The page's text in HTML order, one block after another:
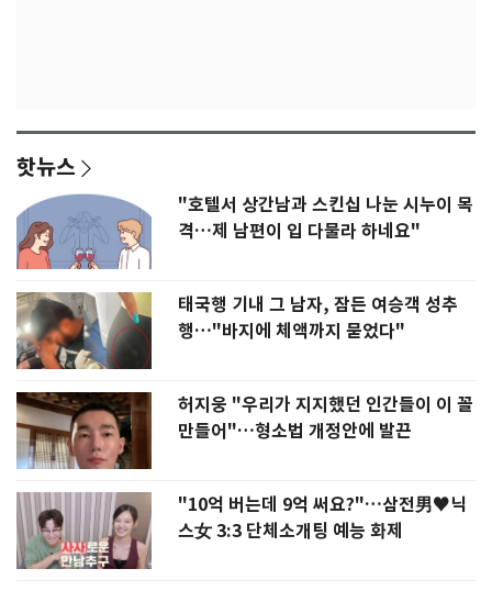
핫뉴스
"호텔서 상간남과 스킨십 나눈 시누이 목
격…제 남편이 입 다물라 하네요"
태국행 기내 그 남자, 잠든 여승객 성추
행…"바지에 체액까지 묻었다"
허지웅 "우리가 지지했던 인간들이 이 꼴
만들어"…형소법 개정안에 발끈
"10억 버는데 9억 써요?"…삼전男♥닉
스女 3:3 단체소개팅 예능 화제